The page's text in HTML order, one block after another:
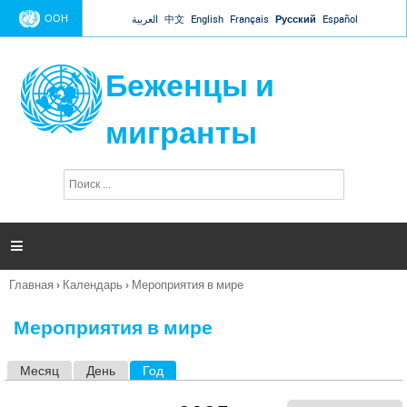
Jump to navigation
ООН العربية 中文 English Français Русский Español
Беженцы и
мигранты
п
и

Вы
Главная › Календарь › Мероприятия в мире
Мероприятия в мире
Месяц День Год